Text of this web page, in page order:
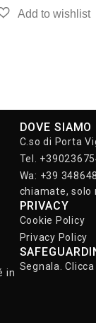
in
DOVE SIAMO
C.so di Porta
Tel.
Wa: +39
chiamate, solo
PRIVACY
Cookie Policy
Privacy Policy
Segnala. Clicca